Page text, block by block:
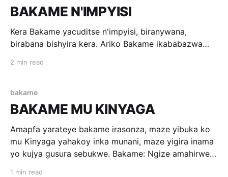
BAKAME N'IMPYISI
Kera Bakame yacuditse n'impyisi, biranywana,
birabana bishyira kera. Ariko Bakame ikababazwa
byo gutangiza, nzajye nkungukira." Impyisi
irabyemera. Bitangira gucuruza impu, zimaze
kugwira, bijya kuzicuruza mu
2 min read
bakame
BAKAME MU KINYAGA
Amapfa yarateye bakame irasonza, maze yibuka ko
mu Kinyaga yahakoy inka munani, maze yigira inama
yo kujya gusura sebukwe. Bakame: Ngize amahirwe
1 min read